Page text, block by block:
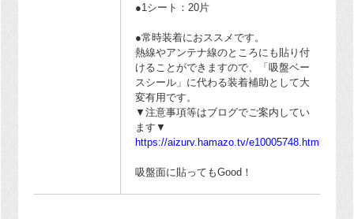
●1シート：20片
●常時装着におススメです。
熱線やアンテナ線のところにも貼り付
けることができますので、「吸盤ベー
スシール」に代わる装着補助として大
変有用です。
▼注意事項等はブログでご案内してい
ます▼
https://aizurv.hamazo.tv/e10005748.html
吸盤面に貼ってもGood！